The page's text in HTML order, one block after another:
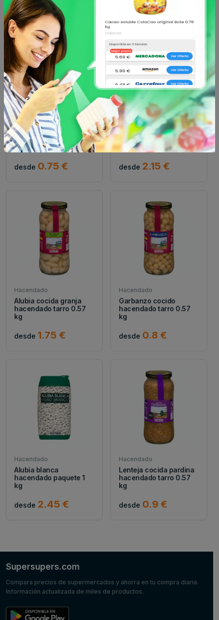
Hacendado
Lenteja cocida pardina
hacendado tarro 0.295
kg
desde 0.75 €
Hacendado
Garbanzo hacendado
paquete 1 kg
desde 2.15 €
Hacendado
Alubia cocida granja
hacendado tarro 0.57
kg
desde 1.75 €
Hacendado
Garbanzo cocido
hacendado tarro 0.57
kg
desde 0.8 €
Hacendado
Alubia blanca
hacendado paquete 1
kg
desde 2.45 €
Hacendado
Lenteja cocida pardina
hacendado tarro 0.57
kg
desde 0.9 €
Supersupers.com
Compara precios de supermercados y ahorra en tu compra diaria.
Información actualizada de miles de productos.